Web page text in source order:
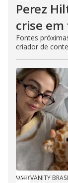
Perez
crise
Fontes
criador de
VANITY